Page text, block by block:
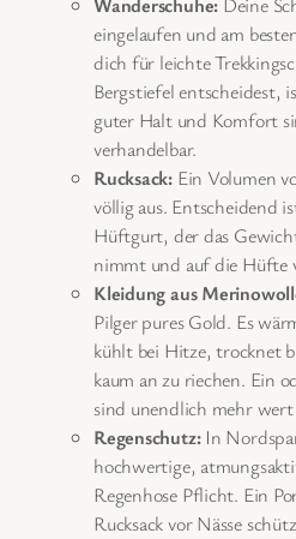
Wanderschuhe: Deine
eingelaufen und am
dich für leichte
Bergstiefel entscheidest,
guter Halt und Komfort
verhandelbar.
Rucksack: Ein Volumen
völlig aus. Entscheidend
Hüftgurt, der das
nimmt und auf die Hüfte
Kleidung aus
Pilger pures Gold. Es
kühlt bei Hitze, trocknet
kaum an zu riechen. Ein
sind unendlich mehr
Regenschutz:In
hochwertige,
Regenhose Pflicht. Ein
Rucksack vor Nässe